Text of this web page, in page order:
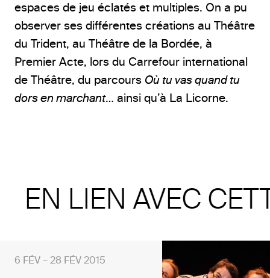
espaces de jeu éclatés et multiples. On a pu
observer ses différentes créations au Théâtre
du Trident, au Théâtre de la Bordée, à
Premier Acte, lors du Carrefour international
de Théâtre, du parcours Où tu vas quand tu
dors en marchant… ainsi qu’à La Licorne.
EN LIEN AVEC
6 FÉV – 28 FÉV 2015